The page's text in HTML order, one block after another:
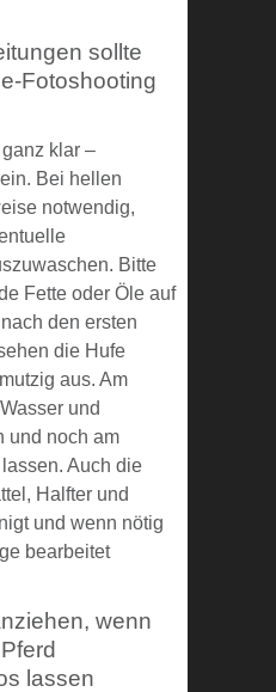
sollte
Fotoshooting
klar –
Bei hellen
notwendig,
Bitte
Fette oder Öle auf
den ersten
die Hufe
aus. Am
und
und noch am
Auch die
Halfter und
und wenn nötig
bearbeitet
wenn
lassen